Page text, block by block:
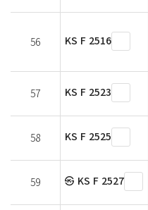
56 KS F 2516
57 KS F 2523
58 KS F 2525
59 ㉿ KS F 2527